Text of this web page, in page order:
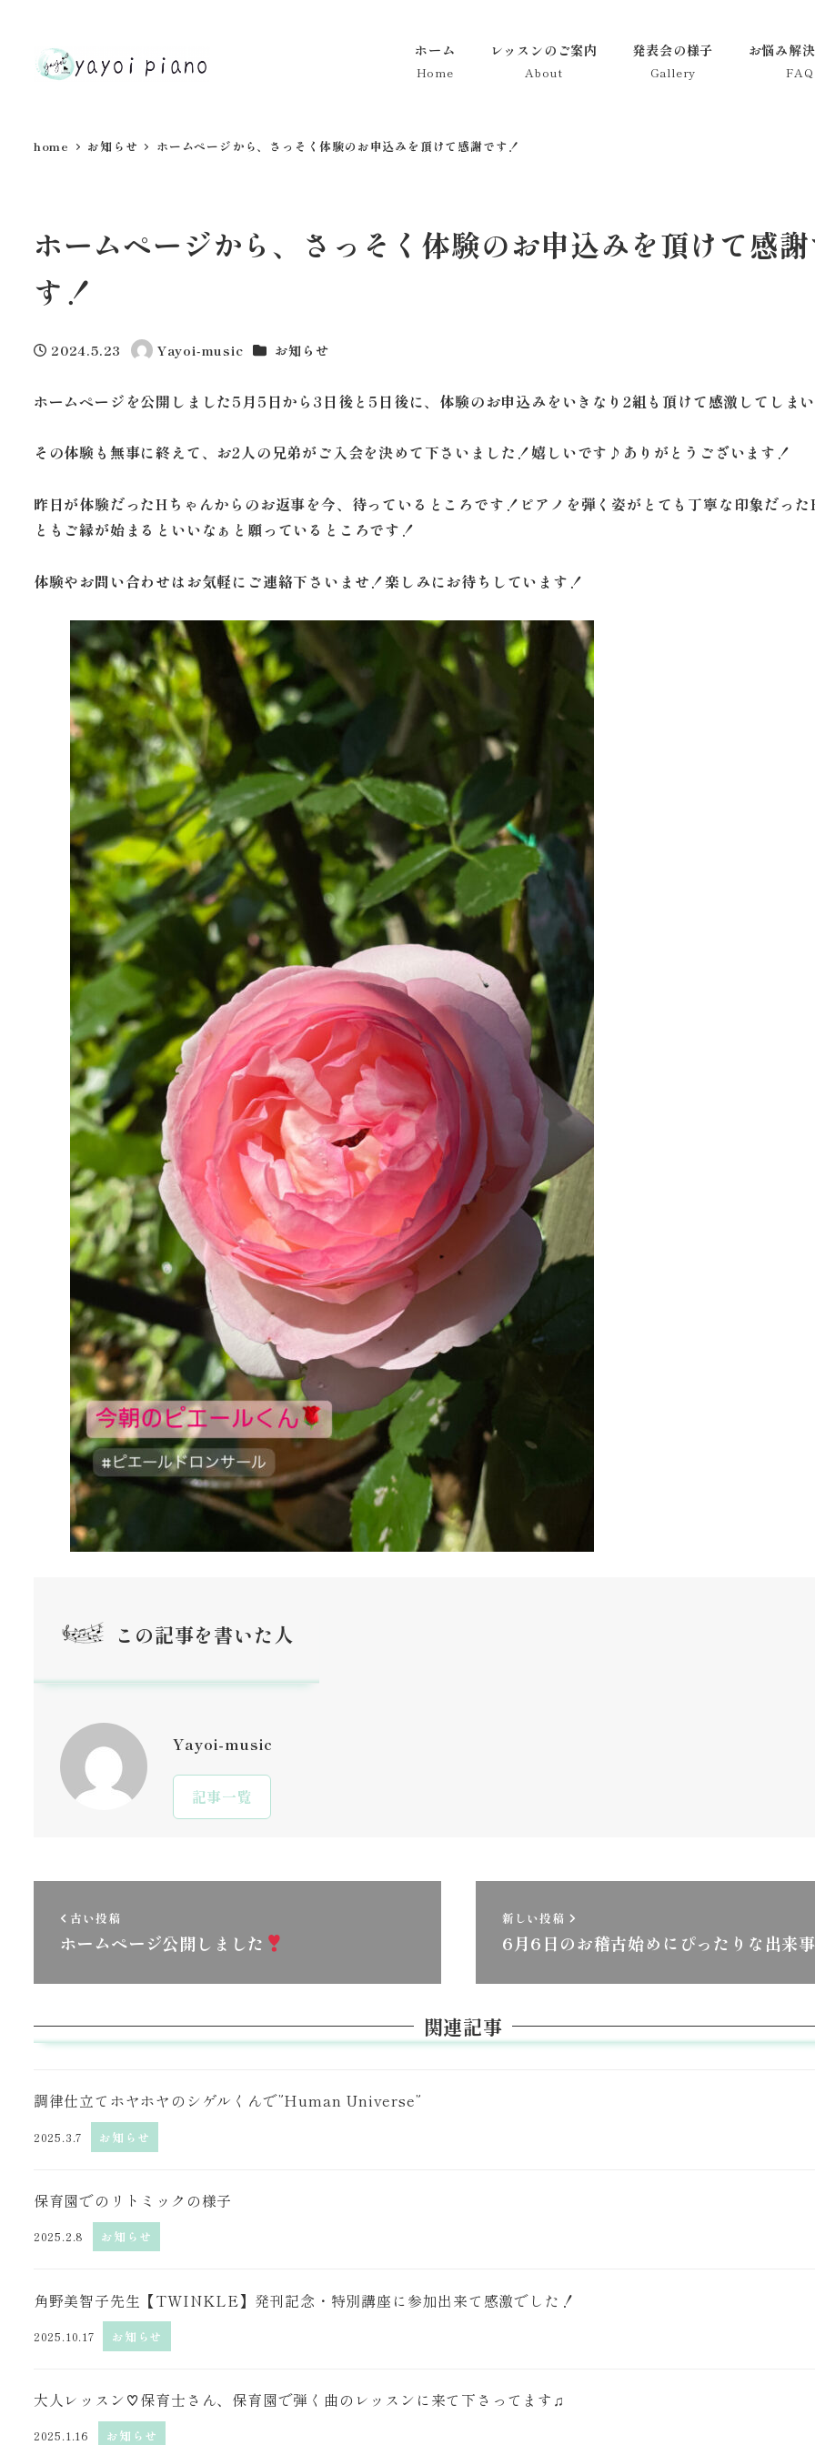
ホーム
Home
レッスンのご案内
About
発表会の様子
Gallery
お悩み解
FAQ
home お知らせ ホームページから、さっそく体験のお申込みを頂けて感謝です！
ホームページから、さっそく体験のお申込みを頂けて感
す！
投稿日
2024.5.23
著
Yayoi-music カテゴリー
お知らせ
ホームページを公開しました5月5日から3日後と5日後に、体験のお申込みをいきなり2組も頂けて感激してしま
その体験も無事に終えて、お2人の兄弟がご入会を決めて下さいました！嬉しいです♪ありがとうございます！
昨日が体験だったHちゃんからのお返事を今、待っているところです！ピアノを弾く姿がとても丁寧な印象だっ
ともご縁が始まるといいなぁと願っているところです！
体験やお問い合わせはお気軽にご連絡下さいませ！楽しみにお待ちしています！
この記事を書いた人
Yayoi-music
記事一覧
古い投稿
ホームページ公開しました
新しい投稿
6月6日のお稽古始めにぴったりな出来
関連記事
調律仕立てホヤホヤのシゲルくんで”Human Universe”
2025.3.7 お知らせ
保育園でのリトミックの様子
2025.2.8 お知らせ
角野美智子先生【TWINKLE】発刊記念・特別講座に参加出来て感激でした！
2025.10.17 お知らせ
大人レッスン♡保育士さん、保育園で弾く曲のレッスンに来て下さってます♫
2025.1.16 お知らせ